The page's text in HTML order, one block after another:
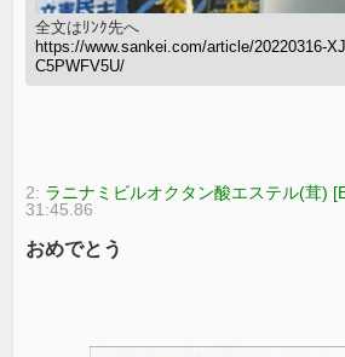
全文はﾘﾝｸ先へ
https://www.sankei.com/article/20220316-
C5PWFV5U/
2: ラニナミビルオクタン酸エステル(茸)
31:45.86
おめでとう